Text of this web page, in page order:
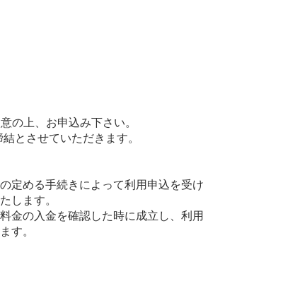
の上、お申込み下さい。
とさせていただきます。
定める手続きによって利用申込を受け
します。
金の入金を確認した時に成立し、利用
す。